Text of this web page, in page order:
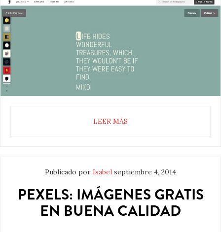
LEER MÁS
Publicado por Isabel septiembre 4, 2014
PEXELS: IMÁGENES GRATIS
EN BUENA CALIDAD